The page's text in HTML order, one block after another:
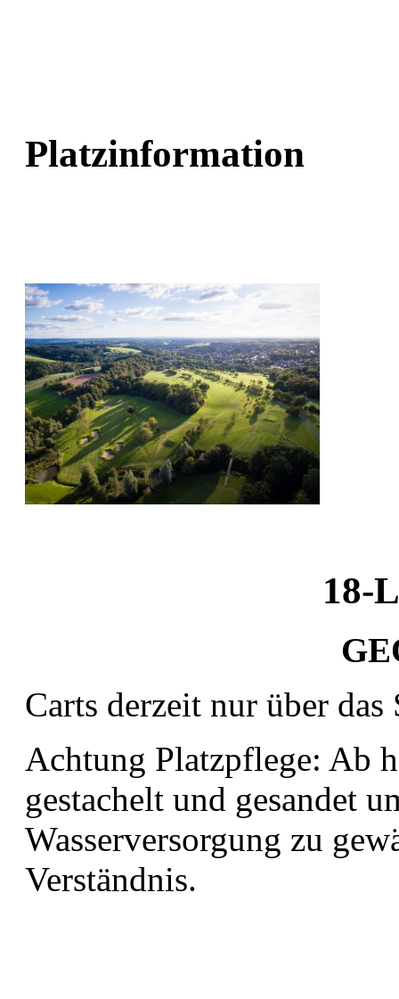
Platzinformation
18-
Carts derzeit nur über
Achtung Platzpflege: Ab
gestachelt und gesandet
Wasserversorgung zu
Verständnis.